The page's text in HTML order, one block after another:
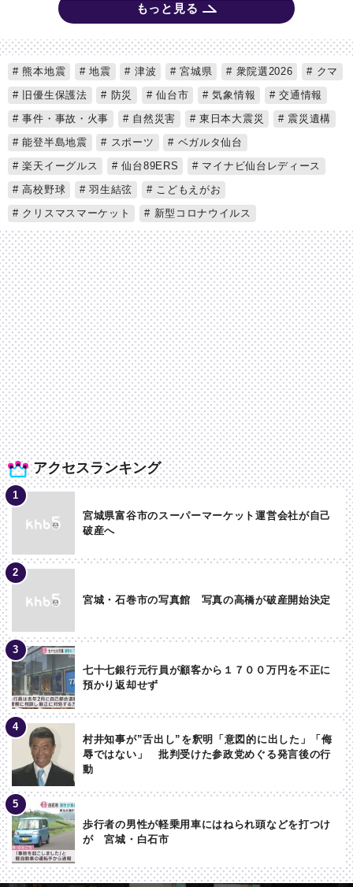
もっと見る
アクセスランキング
宮城県富谷市のスーパーマーケット運営会社が自己
破産へ
宮城・石巻市の写真館 写真の高橋が破産開始決定
七十七銀行元行員が顧客から１７００万円を不正に
預かり返却せず
村井知事が”舌出し”を釈明「意図的に出した」「侮
辱ではない」 批判受けた参政党めぐる発言後の行
動
歩行者の男性が軽乗用車にはねられ頭などを打つけ
が 宮城・白石市
熊本地震 地震 津波 宮城県 衆院選2026
クマ
旧優生保護法
防災 仙台市 気象情報
交通情報
事件・事故・火事
自然災害 東日本大震災
震災遺構
能登半島地震
スポーツ
ベガルタ仙台
楽天イーグルス
仙台89ERS
マイナビ仙台レディース
高校野球
羽生結弦
こどもえがお
クリスマスマーケット
新型コロナウイルス